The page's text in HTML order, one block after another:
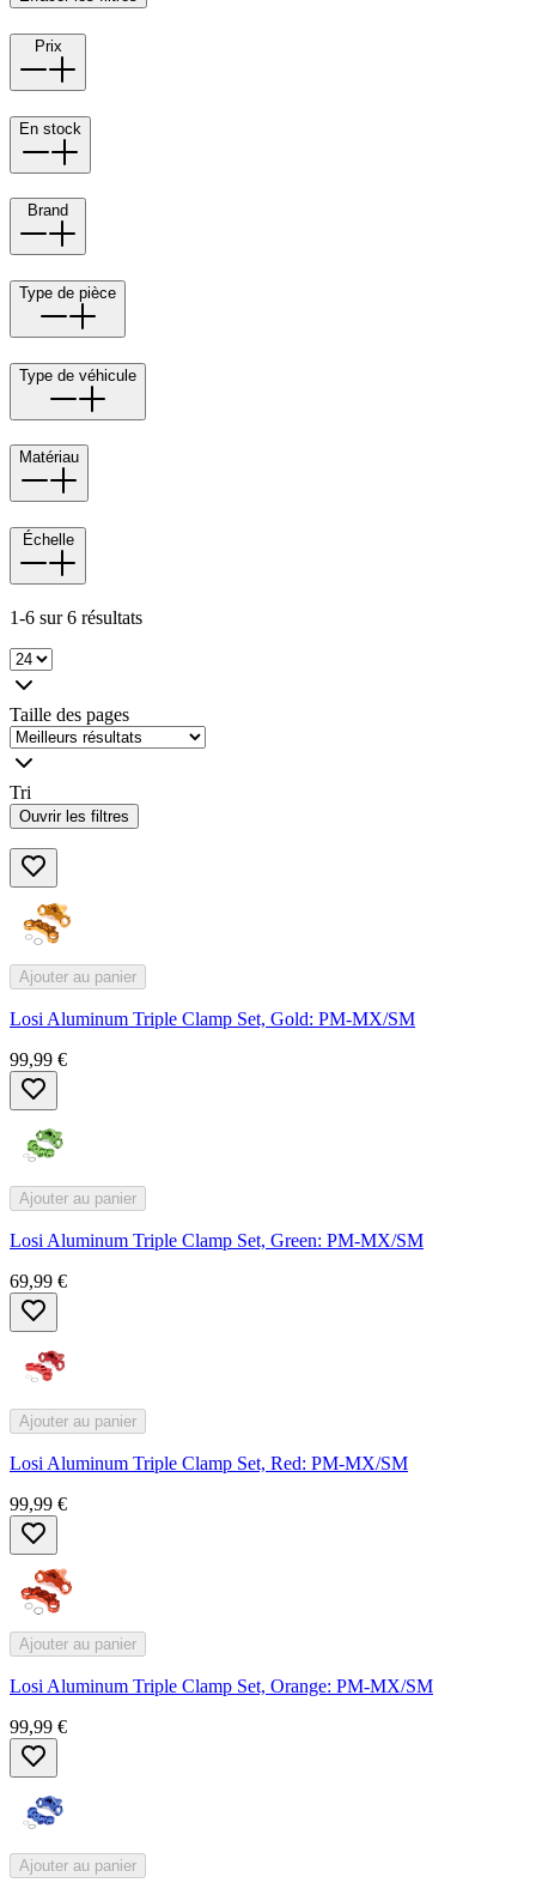
Prix
En stock
Brand
Type de pièce
Type de véhicule
Matériau
Échelle
1-6 sur 6 résultats
Taille des pages
Tri
Ouvrir les filtres
Ajouter au panier
Losi Aluminum Triple Clamp Set, Gold: PM-MX/SM
99,99 €
Ajouter au panier
Losi Aluminum Triple Clamp Set, Green: PM-MX/SM
69,99 €
Ajouter au panier
Losi Aluminum Triple Clamp Set, Red: PM-MX/SM
99,99 €
Ajouter au panier
Losi Aluminum Triple Clamp Set, Orange: PM-MX/SM
99,99 €
Ajouter au panier